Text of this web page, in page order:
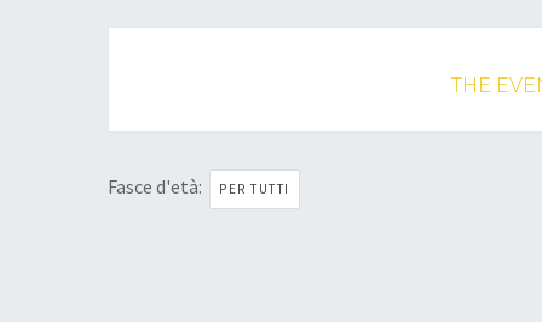
THE
Fasce d'età: PER TUTTI